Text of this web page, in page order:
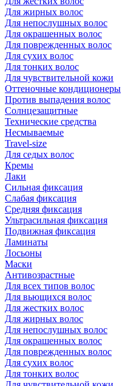
Для жирных волос
Для непослушных волос
Для окрашенных волос
Для поврежденных волос
Для сухих волос
Для тонких волос
Для чувствительной кожи
Оттеночные кондиционеры
Против выпадения волос
Солнцезащитные
Технические средства
Несмываемые
Travel-size
Для седых волос
Кремы
Лаки
Сильная фиксация
Слабая фиксация
Средняя фиксация
Ультрасильная фиксация
Подвижная фиксация
Ламинаты
Лосьоны
Маски
Антивозрастные
Для всех типов волос
Для вьющихся волос
Для жестких волос
Для жирных волос
Для непослушных волос
Для окрашенных волос
Для поврежденных волос
Для сухих волос
Для тонких волос